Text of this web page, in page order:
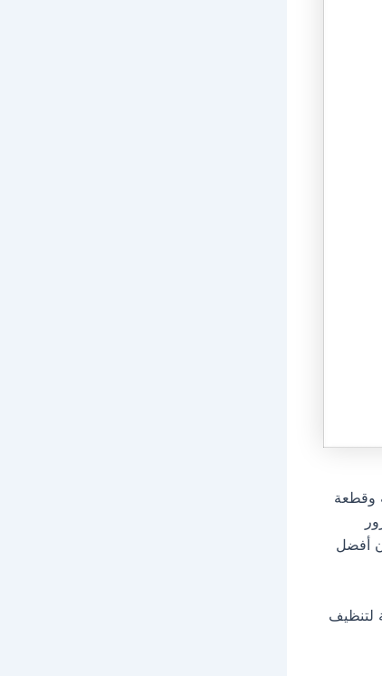
وقطعة
أفضل
لتنظيف